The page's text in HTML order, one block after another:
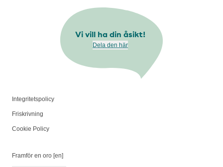
Vi vill ha din åsikt!
Dela den här
Integritetspolicy
Friskrivning
Cookie Policy
Framför en oro [en]